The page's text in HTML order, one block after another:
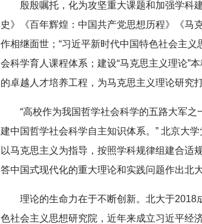
殷殷嘱托，化为攻坚重大课题和加强学科
史》《百年辉煌：中国共产党思想历程》《马
作相继面世；“习近平新时代中国特色社会主义
会科学育人课程体系；建设“马克思主义理论”
的卓越人才培养工程，为马克思主义理论研究
“高校作为我国哲学社会科学的五路大军
建中国哲学社会科学自主知识体系。” 北京大
以马克思主义为指导，按照学科规律组建合适
答中国式现代化的重大理论和实践问题作出北
理论的生命力在于不断创新。北大于
色社会主义思想研究院，近年来成立习近平经